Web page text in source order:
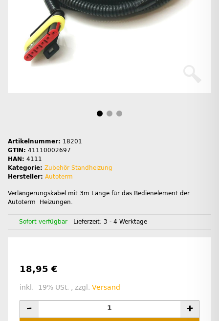
Artikelnummer: 18201
GTIN: 41110002697
HAN: 4111
Kategorie: Zubehör Standheizung
Hersteller: Autoterm
Verlängerungskabel mit 3m Länge für das Bedienelement der
Autoterm Heizungen.
Sofort verfügbar Lieferzeit: 3 - 4 Werktage
18,95 €
inkl. 19% USt. , zzgl. Versand